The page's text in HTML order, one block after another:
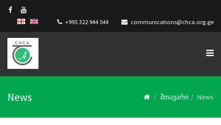
+995 322 944 544 communications@chca.org.ge
News მთავარი News